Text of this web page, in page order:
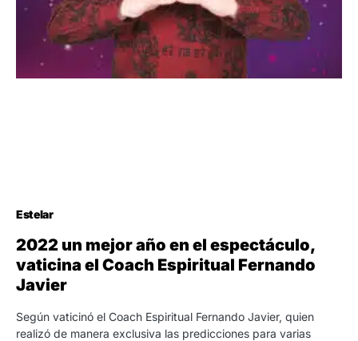
Estelar
2022 un mejor año en el espectáculo,
vaticina el Coach Espiritual Fernando
Javier
Según vaticinó el Coach Espiritual Fernando Javier, quien
realizó de manera exclusiva las predicciones para varias